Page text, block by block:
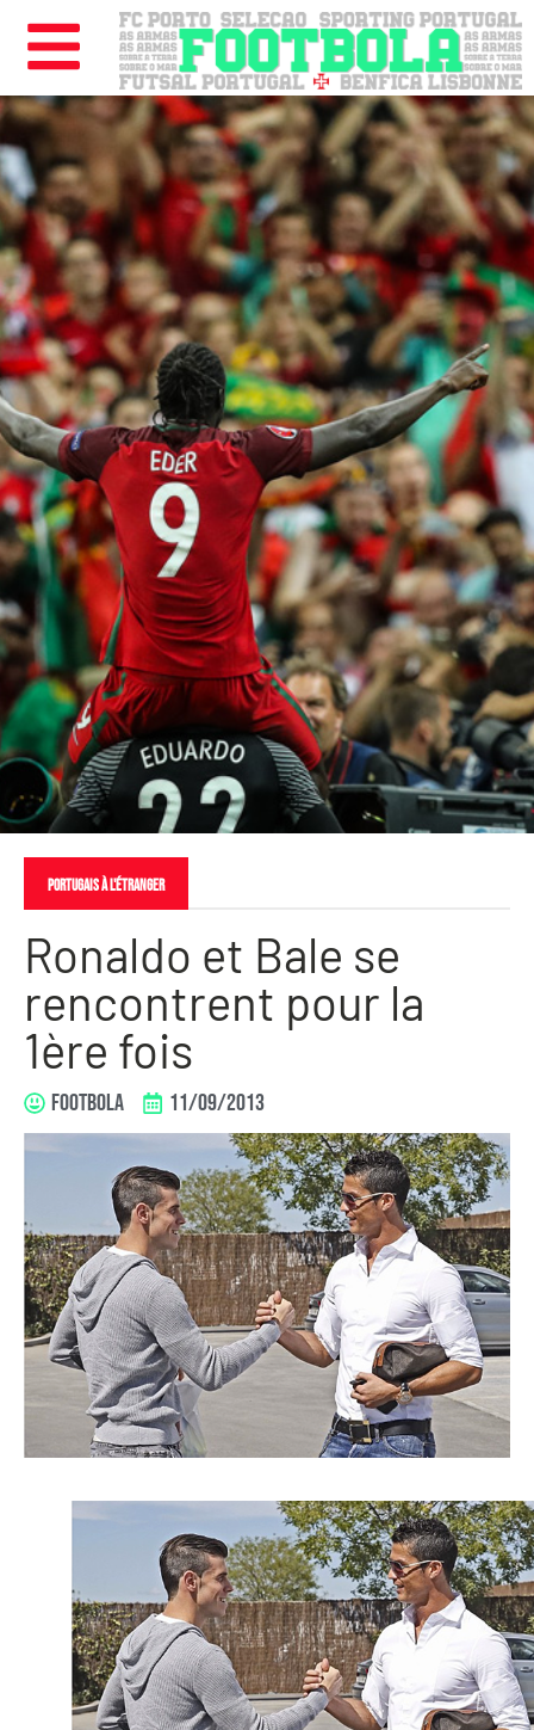
PORTUGAIS À L'ÉTRANGER
Ronaldo et Bale se
rencontrent pour la
1ère fois
FOOTBOLA 11/09/2013